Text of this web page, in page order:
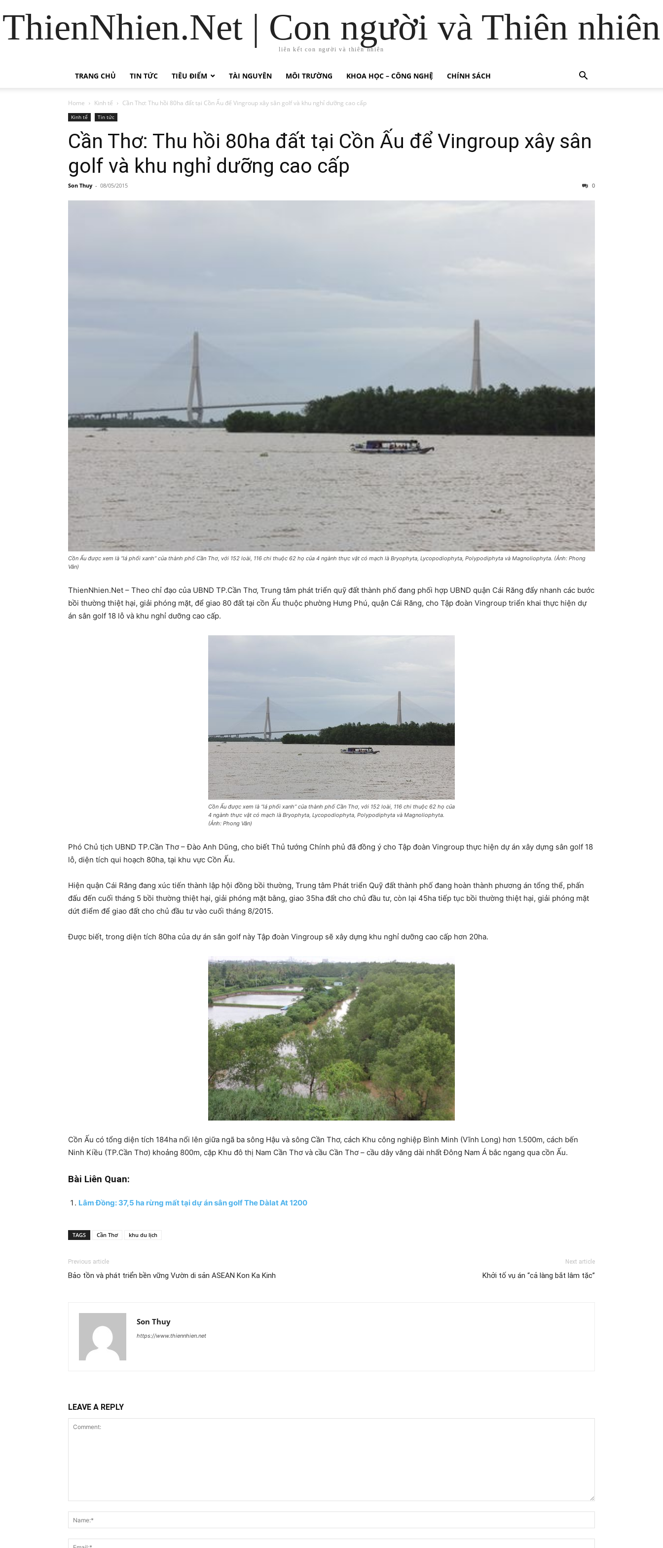
ThienNhien.Net | Con người và Thiên nhiên
liên kết con người và thiên nhiên
TRANG CHỦ TIN TỨC TIÊU ĐIỂM TÀI NGUYÊN MÔI TRƯỜNG KHOA HỌC – CÔNG NGHỆ CHÍNH SÁCH
Home Kinh tế Cần Thơ: Thu hồi 80ha đất tại Cồn Ấu để Vingroup xây sân golf và khu nghỉ dưỡng cao cấp
Kinh tế Tin tức
Cần Thơ: Thu hồi 80ha đất tại Cồn Ấu để Vingroup xây sân
golf và khu nghỉ dưỡng cao cấp
Son Thuy - 08/05/2015 0
Cồn Ấu được xem là “lá phổi xanh” của thành phố Cần Thơ, với 152 loài, 116 chi thuộc 62 họ của 4 ngành thực vật có mạch là Bryophyta, Lycopodiophyta, Polypodiphyta và Magnoliophyta. (Ảnh: Phong
Vân)
ThienNhien.Net – Theo chỉ đạo của UBND TP.Cần Thơ, Trung tâm phát triển quỹ đất thành phố đang phối hợp UBND quận Cái Răng đẩy nhanh các bước
bồi thường thiệt hại, giải phóng mặt, để giao 80 đất tại cồn Ấu thuộc phường Hưng Phú, quận Cái Răng, cho Tập đoàn Vingroup triển khai thực hiện dự
án sân golf 18 lỗ và khu nghỉ dưỡng cao cấp.
Cồn Ấu được xem là “lá phổi xanh” của thành phố Cần Thơ, với 152 loài, 116 chi thuộc 62 họ của
4 ngành thực vật có mạch là Bryophyta, Lycopodiophyta, Polypodiphyta và Magnoliophyta.
(Ảnh: Phong Vân)
Phó Chủ tịch UBND TP.Cần Thơ – Đào Anh Dũng, cho biết Thủ tướng Chính phủ đã đồng ý cho Tập đoàn Vingroup thực hiện dự án xây dựng sân golf 18
lỗ, diện tích qui hoạch 80ha, tại khu vực Cồn Ấu.
Hiện quận Cái Răng đang xúc tiến thành lập hội đồng bồi thường, Trung tâm Phát triển Quỹ đất thành phố đang hoàn thành phương án tổng thể, phấn
đấu đến cuối tháng 5 bồi thường thiệt hại, giải phóng mặt bằng, giao 35ha đất cho chủ đầu tư, còn lại 45ha tiếp tục bồi thường thiệt hại, giải phóng mặt
dứt điểm để giao đất cho chủ đầu tư vào cuối tháng 8/2015.
Được biết, trong diện tích 80ha của dự án sân golf này Tập đoàn Vingroup sẽ xây dựng khu nghỉ dưỡng cao cấp hơn 20ha.
Cồn Ấu có tổng diện tích 184ha nổi lên giữa ngã ba sông Hậu và sông Cần Thơ, cách Khu công nghiệp Bình Minh (Vĩnh Long) hơn 1.500m, cách bến
Ninh Kiều (TP.Cần Thơ) khoảng 800m, cặp Khu đô thị Nam Cần Thơ và cầu Cần Thơ – cầu dây văng dài nhất Đông Nam Á bắc ngang qua cồn Ấu.
Bài Liên Quan:
Lâm Đồng: 37,5 ha rừng mất tại dự án sân golf The Dàlat At 1200
TAGS Cần Thơ khu du lịch
Previous article
Bảo tồn và phát triển bền vững Vườn di sản ASEAN Kon Ka Kinh
Next article
Khởi tố vụ án “cả làng bắt lâm tặc”
Son Thuy
https://www.thiennhien.net
LEAVE A REPLY